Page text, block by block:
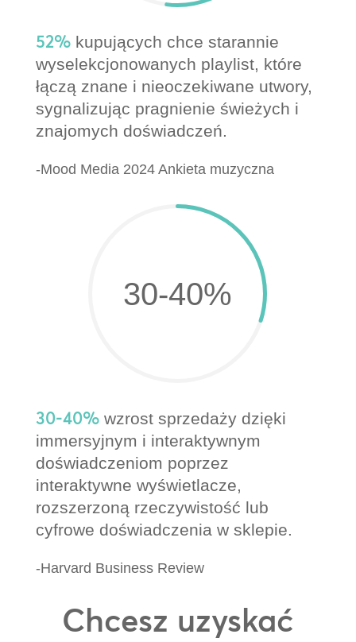
52%kupujących chce starannie
wyselekcjonowanych playlist, które
łączą znane i nieoczekiwane utwory,
sygnalizując pragnienie świeżych i
znajomych doświadczeń.
-Mood Media 2024 Ankieta muzyczna
30-40%
30-40%wzrost sprzedaży dzięki
immersyjnym i interaktywnym
doświadczeniom poprzez
interaktywne wyświetlacze,
rozszerzoną rzeczywistość lub
cyfrowe doświadczenia w sklepie.
-Harvard Business Review
Chcesz uzyskać